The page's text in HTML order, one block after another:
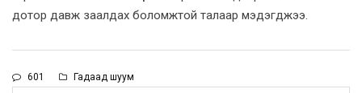
дотор давж заалдах боломжтой талаар мэдэгджээ.
601 Гадаад шуум